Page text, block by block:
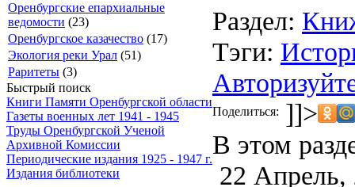
Оренбургские епархиальные
ведомости (23)
Оренбургское казачество (17)
Экология реки Урал (51)
Раритеты (3)
Быстрый поиск
Книги Памяти Оренбургской области
Газеты военных лет 1941 - 1945
Труды Оренбургской Ученой
Архивной Комиссии
Периодические издания 1925 - 1947 г.
Издания библиотеки
Раздел:
Тэги:
Поделиться: ]]>
В этом
22 Апрель,